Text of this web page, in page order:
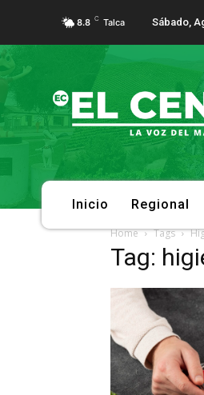
8.8 C Talca Sábado,
Inicio Regional
Home Tags
Tag: